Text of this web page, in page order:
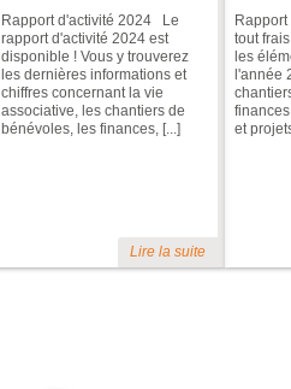
Rapport d'activité 2024 Le
rapport d'activité 2024 est
disponible ! Vous y trouverez
les dernières informations et
chiffres concernant la vie
associative, les chantiers de
bénévoles, les finances, [...]
Lire la suite
tout
les
l'année
et